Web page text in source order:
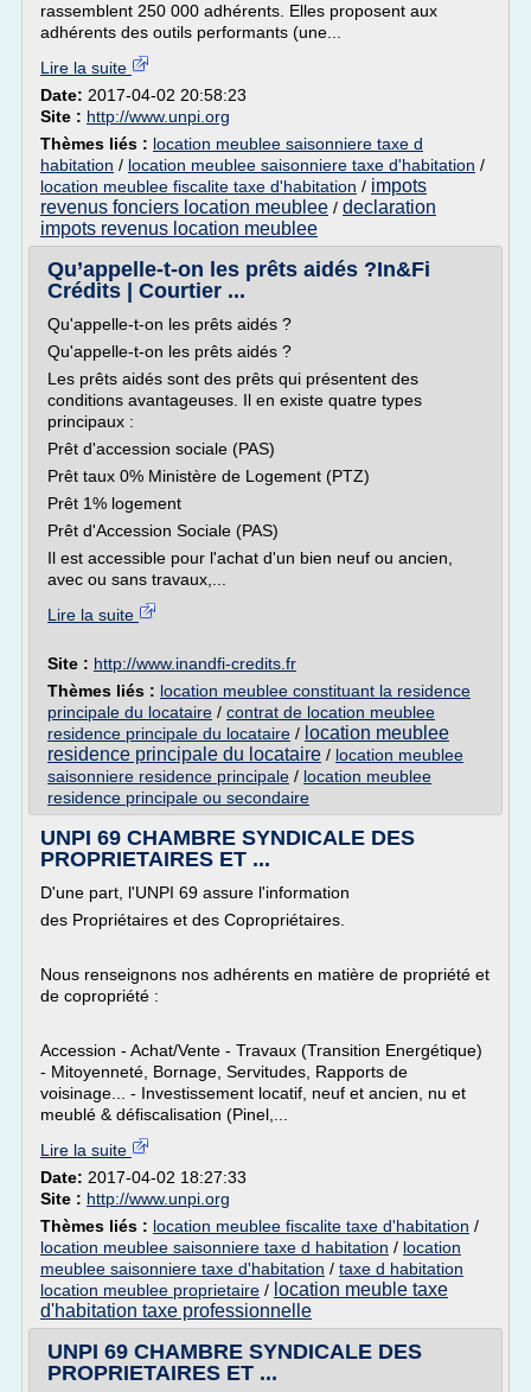
rassemblent 250 000 adhérents. Elles proposent aux
adhérents des outils performants (une...
Lire la suite
Date: 2017-04-02 20:58:23
Site : http://www.unpi.org
Thèmes liés : location meublee saisonniere taxe d
habitation / location meublee saisonniere taxe d'habitation /
location meublee fiscalite taxe d'habitation / impots
revenus fonciers location meublee / declaration
impots revenus location meublee
Qu’appelle-t-on les prêts aidés ?In&Fi
Crédits | Courtier ...
Qu'appelle-t-on les prêts aidés ?
Qu'appelle-t-on les prêts aidés ?
Les prêts aidés sont des prêts qui présentent des
conditions avantageuses. Il en existe quatre types
principaux :
Prêt d'accession sociale (PAS)
Prêt taux 0% Ministère de Logement (PTZ)
Prêt 1% logement
Prêt d'Accession Sociale (PAS)
Il est accessible pour l'achat d'un bien neuf ou ancien,
avec ou sans travaux,...
Lire la suite
Site : http://www.inandfi-credits.fr
Thèmes liés : location meublee constituant la residence
principale du locataire / contrat de location meublee
residence principale du locataire / location meublee
residence principale du locataire / location meublee
saisonniere residence principale / location meublee
residence principale ou secondaire
UNPI 69 CHAMBRE SYNDICALE DES
PROPRIETAIRES ET ...
D'une part, l'UNPI 69 assure l'information
des Propriétaires et des Copropriétaires.
Nous renseignons nos adhérents en matière de propriété et
de copropriété :
Accession - Achat/Vente - Travaux (Transition Energétique)
- Mitoyenneté, Bornage, Servitudes, Rapports de
voisinage... - Investissement locatif, neuf et ancien, nu et
meublé & défiscalisation (Pinel,...
Lire la suite
Date: 2017-04-02 18:27:33
Site : http://www.unpi.org
Thèmes liés : location meublee fiscalite taxe d'habitation /
location meublee saisonniere taxe d habitation / location
meublee saisonniere taxe d'habitation / taxe d habitation
location meublee proprietaire / location meuble taxe
d'habitation taxe professionnelle
UNPI 69 CHAMBRE SYNDICALE DES
PROPRIETAIRES ET ...